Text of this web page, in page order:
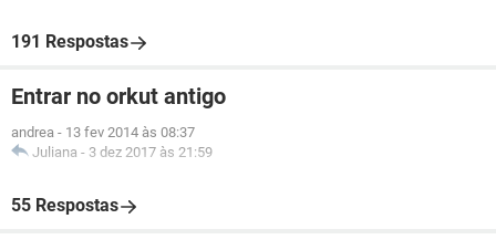
191 Respostas
Entrar no orkut antigo
andrea - 13 fev 2014 às 08:37
Juliana - 3 dez 2017 às 21:59
55 Respostas